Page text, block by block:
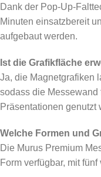
Dank der Pop-Up-
Minuten einsatzbereit
aufgebaut werden.
Ist die Grafikfläche
Ja, die Magnetgrafiken
sodass die
Präsentationen genutzt
Welche Formen und
Die Murus Premium
Form verfügbar, mit